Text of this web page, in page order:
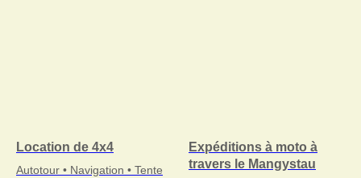
Location de 4x4
Autotour • Navigation • Tente
Expéditions à moto à
travers le Mangystau